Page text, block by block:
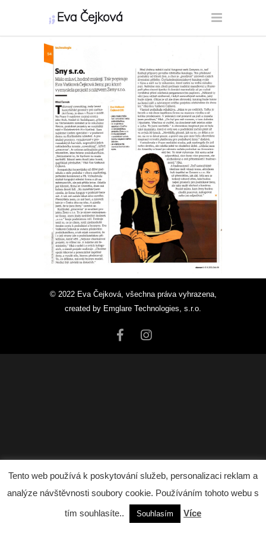
© 2022 Eva Čejková, všechna práva vyhrazena,
created by Emglare Technologies, s.r.o.
Tento web používá k poskytování služeb, personalizaci reklam a
analýze návštěvnosti soubory cookie. Používáním tohoto webu s
tím souhlasíte..
Souhlasím Více